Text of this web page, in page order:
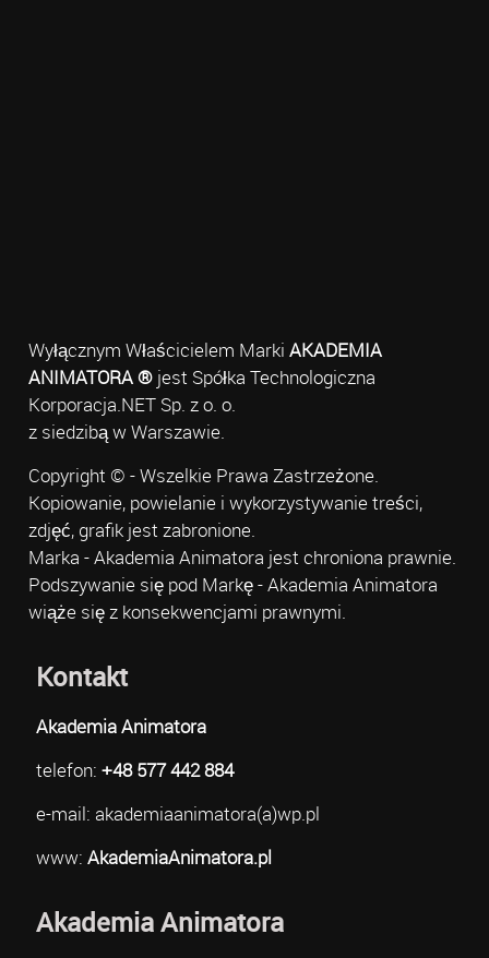
Wyłącznym Właścicielem Marki AKADEMIA
ANIMATORA ®jest Spółka Technologiczna
Korporacja.NET Sp. z o. o.
z siedzibą w Warszawie.
Copyright © - Wszelkie Prawa Zastrzeżone.
Kopiowanie, powielanie i wykorzystywanie treści,
zdjęć, grafik jest zabronione.
Marka - Akademia Animatora jest chroniona prawnie.
Podszywanie się pod Markę - Akademia Animatora
wiąże się z konsekwencjami prawnymi.
Kontakt
Akademia Animatora
telefon: +48 577 442 884
e-mail: akademiaanimatora(a)wp.pl
www: AkademiaAnimatora.pl
Akademia Animatora